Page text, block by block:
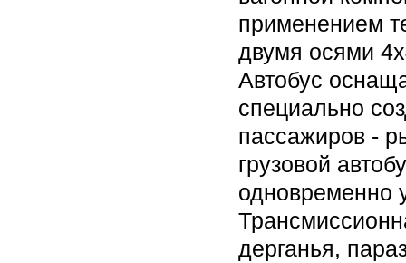
применением
двумя осями
Автобус
специально
пассажиров -
грузовой
одновременно
дерганья,